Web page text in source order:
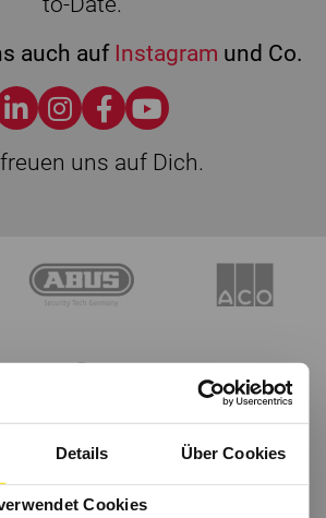
Details Über Cookies
Cookies
auch auf Instagram und Co.
uns auf Dich.